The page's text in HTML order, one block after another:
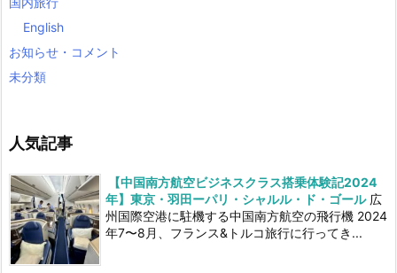
English
お知らせ・コメント
未分類
人気記事
【中国南方航空ビジネスクラス搭乗体験記2024
年】東京・羽田ーパリ・シャルル・ド・ゴール 広
州国際空港に駐機する中国南方航空の飛行機 2024
年7〜8月、フランス&トルコ旅行に行ってき...